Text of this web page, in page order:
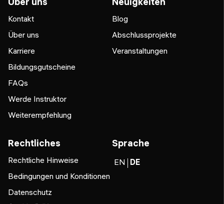
Kontakt
Über uns
Karriere
Bildungsgutscheine
FAQs
Werde Instruktor
Weiterempfehlung
Blog
Abschlussprojekte
Veranstaltungen
Rechtliches
Rechtliche Hinweise
Bedingungen und Konditionen
Datenschutz
Sprache
EN DE